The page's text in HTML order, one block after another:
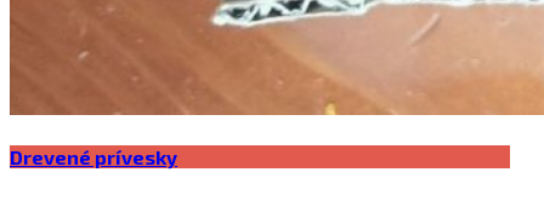
Drevené prívesky